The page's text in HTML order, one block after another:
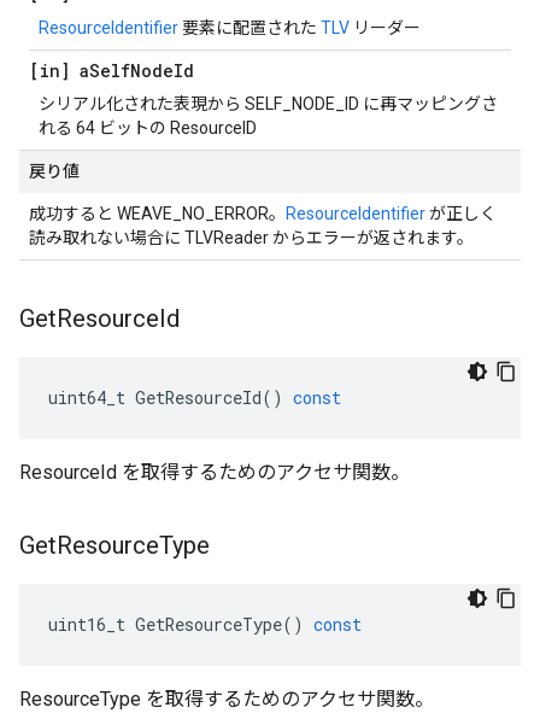
ResourceIdentifier 要素に配置された TLV リーダー
[in] aSelfNodeId
シリアル化された表現から SELF_NODE_ID に再マッピングさ
れる 64 ビットの ResourceID
戻り値
成功すると WEAVE_NO_ERROR。 ResourceIdentifierが正しく
読み取れない場合に TLVReader からエラーが返されます。
GetResourceId
uint64_t GetResourceId() const
ResourceId を取得するためのアクセサ関数。
GetResourceType
uint16_t GetResourceType() const
ResourceType を取得するためのアクセサ関数。